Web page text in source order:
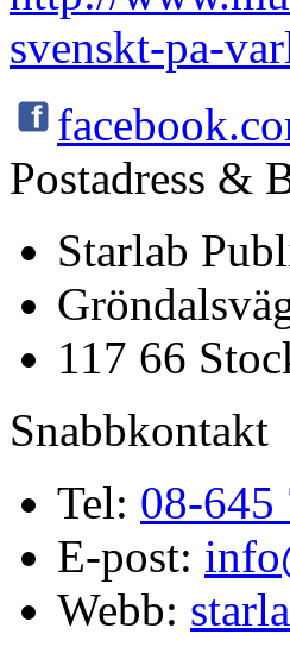
svenskt-pa-
Postadress &
Starlab
117 66
Snabbkontakt
Tel: 08-645
E-post:
Webb: